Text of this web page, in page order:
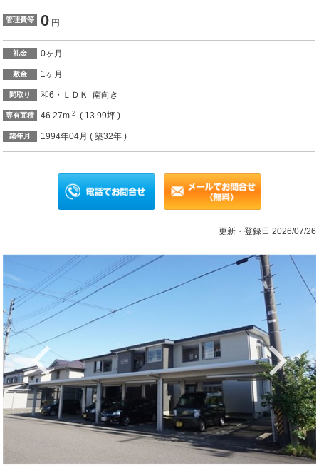
管理費等 0 円
礼金 0ヶ月
敷金 1ヶ月
間取り 和6・ＬＤＫ 南向き
専有面積 46.27m2 ( 13.99坪 )
築年月 1994年04月 ( 築32年 )
更新・登録日 2026/07/26
Previous